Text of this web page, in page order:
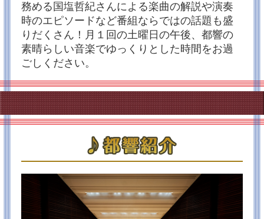
2024/04/27
※4月の放送は２８日（日曜日）です！再放送は無くな
ります。無料配信サービスTVerのご利用お待ちしてお
ります♪
皆様、いつもありがとうございます。おかげさまでア
ンコール！都響も4年目に突入することになりました。
これもコロナ禍から応援していただいた皆様のおかげ
です。ありがとうございます。
この番組がきっかけで生のコンサートに行ったり、も
しくは番組を通してコンサートに行った時の感動を改
めて味わっていただいたり、そしてその感動、その時
の思いをいろいろな人と共有して心豊かなひと時を少
しでも増やしていただけたら・・・そのような思いで
心を込めて作ってまいりました。
今後も、都響の皆様と共に、スタッフ一同番組作りに
邁進していきますので、応援どうぞよろしくお願いい
たします。
◆さて、4月の放送は28日（日）となりますのでご注意
ください。
◆また、4月から再放送がなくなりますのでご了承くだ
務める国塩哲紀さんによる楽曲の解説や演奏
時のエピソードなど番組ならではの話題も盛
りだくさん！月１回の土曜日の午後、都響の
素晴らしい音楽でゆっくりとした時間をお過
ごしください。